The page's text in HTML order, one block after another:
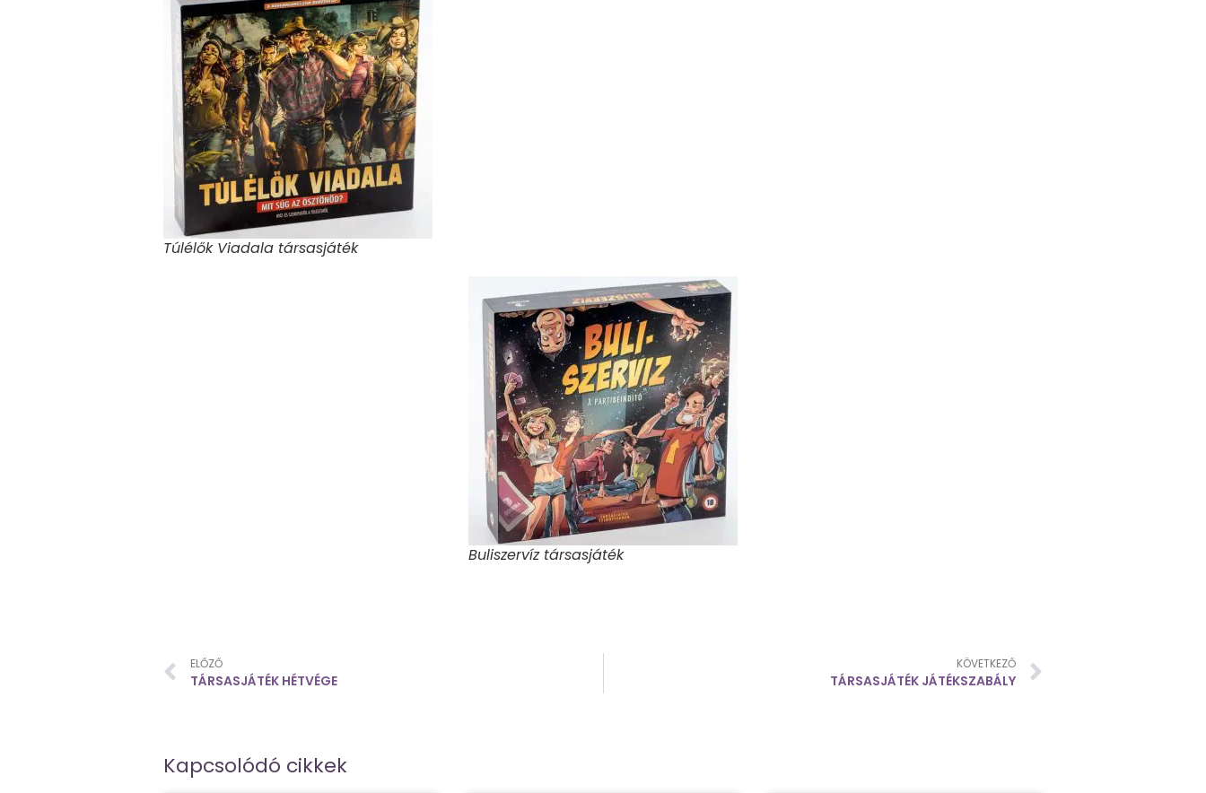
Túlélők Viadala társasjáték
Buliszervíz társasjáték
ELŐZŐ
TÁRSASJÁTÉK HÉTVÉGE
KÖVETKEZŐ
TÁRSASJÁTÉK JÁTÉKSZABÁLY
Kapcsolódó cikkek